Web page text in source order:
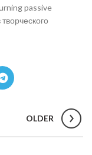
passive
OLDER